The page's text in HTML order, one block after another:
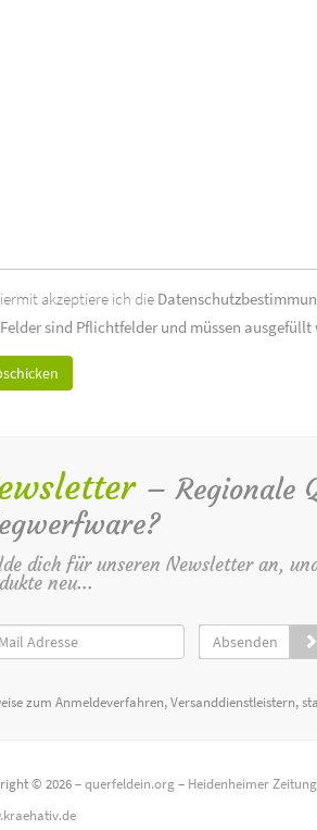
akzeptiere ich die
sind Pflichtfelder und müssen ausgefüllt
– Regionale
dich für unseren Newsletter an,
neu...
Absenden
zum Anmeldeverfahren, Versanddienstleistern,
© 2026 –querfeldein.org– Heidenheimer